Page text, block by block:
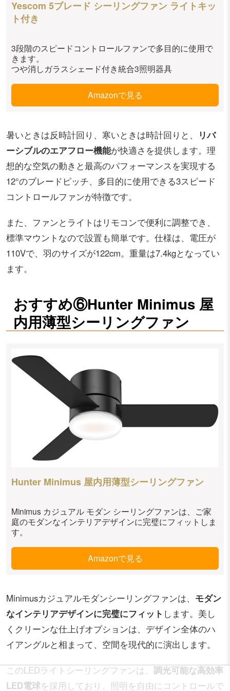
Yescom 5ブレード シーリングファン ライトキッ
ト付き
3段階のスピードコントロールファンで多目的に使用で
きます。
つや消しガラスシェード付き統合3照明器具
Amazonで見る
暑いときは反時計回り、寒いときは時計回りと、
リバ
ーシブルのエアフロー機能が快適さを提供します。理
想的な空気の動きと最高のパフォーマンスを実現する
12°のブレードピッチ、多目的に使用できる3スピード
コントロールファンが特徴です。
また、ファンとライトはリモコンで便利に調整でき、
標準マウントなので設置も簡単です。仕様は、電圧が
110Vで、羽のサイズが122cm。重量は7.4kgとなってい
ます。
おすすめ⑥Hunter Minimus 屋
内用薄型シーリングファン
Hunter Minimus 屋内用薄型シーリングファン
Minimus カジュアル モダン シーリングファンは、ご家
庭のモダンなインテリアデザインに完璧にフィットしま
す。
Amazonで見る
Minimusカジュアルモダンシーリングファンは、 モダン
なインテリアデザインに完璧にフィット します。美し
くクリーンな仕上げオプションは、デザイン全体のハ
イアングルと相まって、空間を現代的に演出します。
このLEDライトシーリングファンは、 調光可能な高効率
LED電球を採用しており、照明を自由にコントロールで